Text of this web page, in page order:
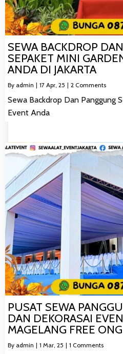
SEWA BACKDROP
SEPAKET MINI
ANDA DI JAKARTA
By admin | 17 Apr, 25 | 2 Comments
Sewa Backdrop Dan Panggung
Event Anda
PUSAT SEWA
DAN DEKORASAI
MAGELANG FREE
By admin | 1 Mar, 25 | 1 Comments